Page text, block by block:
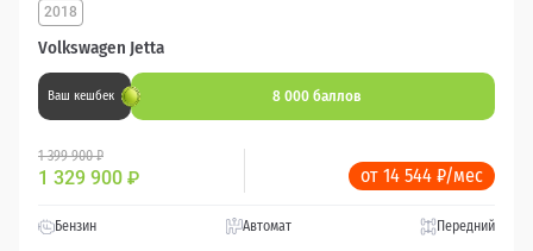
Volkswagen Jetta
2018
Ваш кешбек 8 000 баллов
1 399 900 ₽
1 329 900 ₽ от 14 544 ₽/мес
Бензин Автомат Передний